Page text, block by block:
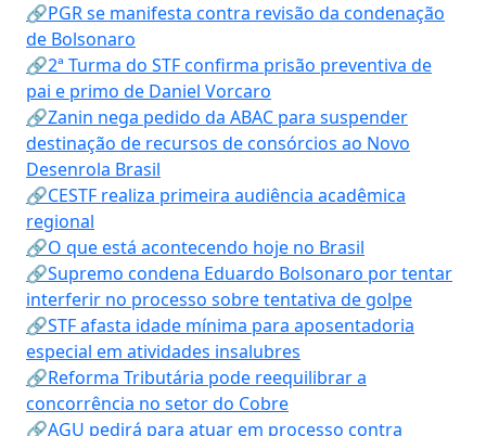
🔗PGR se manifesta contra revisão da condenação
de Bolsonaro
🔗2ª Turma do STF confirma prisão preventiva de
pai e primo de Daniel Vorcaro
🔗Zanin nega pedido da ABAC para suspender
destinação de recursos de consórcios ao Novo
Desenrola Brasil
🔗CESTF realiza primeira audiência acadêmica
regional
🔗O que está acontecendo hoje no Brasil
🔗Supremo condena Eduardo Bolsonaro por tentar
interferir no processo sobre tentativa de golpe
🔗STF afasta idade mínima para aposentadoria
especial em atividades insalubres
🔗Reforma Tributária pode reequilibrar a
concorrência no setor do Cobre
🔗AGU pedirá para atuar em processo contra